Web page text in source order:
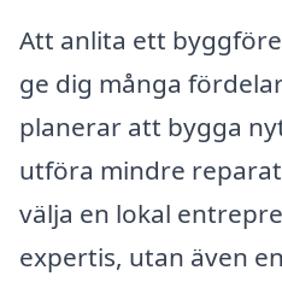
Att anlita ett
ge dig många
planerar att bygga
utföra mindre
välja en lokal
expertis, utan även